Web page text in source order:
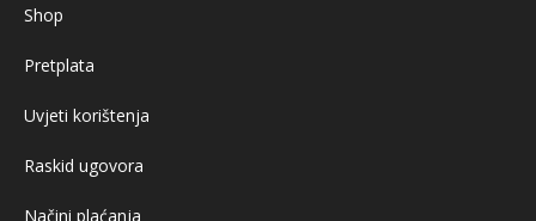
Shop
Pretplata
Uvjeti korištenja
Raskid ugovora
Načini plaćanja